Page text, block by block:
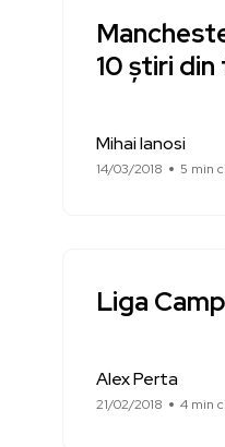
10 știri
Mihai Ianosi
14/03/2018 5 min
Liga
Alex Perta
21/02/2018 4 min